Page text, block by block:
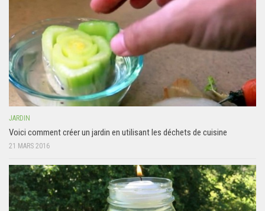
JARDIN
Voici comment créer un jardin en utilisant les déchets de cuisine
21 MARS 2016